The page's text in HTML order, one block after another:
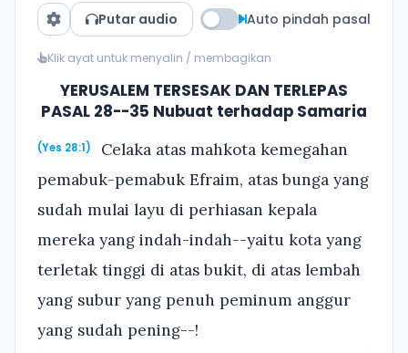
Putar audio Auto pindah pasal
Klik ayat untuk menyalin / membagikan
YERUSALEM TERSESAK DAN TERLEPAS
PASAL 28--35 Nubuat terhadap Samaria
(Yes 28:1)
Celaka atas mahkota kemegahan
pemabuk-pemabuk Efraim, atas bunga yang
sudah mulai layu di perhiasan kepala
mereka yang indah-indah--yaitu kota yang
terletak tinggi di atas bukit, di atas lembah
yang subur yang penuh peminum anggur
yang sudah pening--!